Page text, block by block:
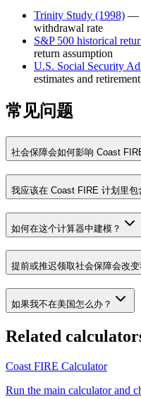
Trinity Study (1998) —
withdrawal rate
S&P 500 historical
return assumption
U.S. Social Security
estimates and
常见问题
社会保障会如何影响 Coast
我应该在 Coast FIRE 计划里包
如何在这个计算器中建模？
提前或推迟领取社会保障会改
如果我不在美国怎么办？
Related
Coast FIRE Calculator
Run the main calculator and